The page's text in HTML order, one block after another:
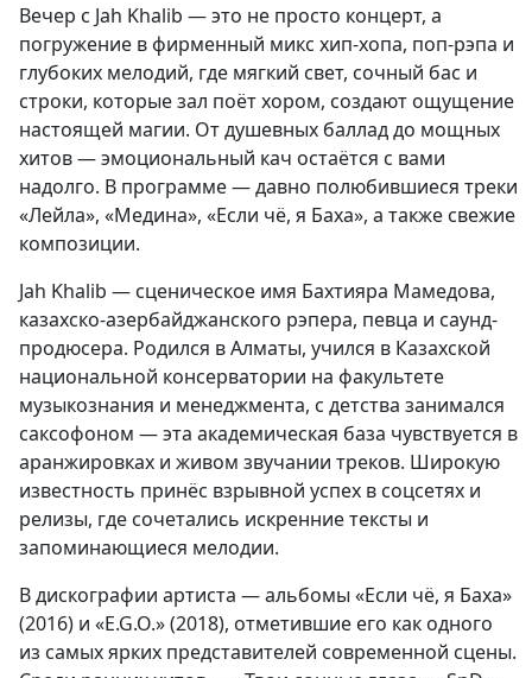
Вечер с Jah Khalib — это не просто концерт, а
погружение в фирменный микс хип-хопа, поп-рэпа и
глубоких мелодий, где мягкий свет, сочный бас и
строки, которые зал поёт хором, создают ощущение
настоящей магии. От душевных баллад до мощных
хитов — эмоциональный кач остаётся с вами
надолго. В программе — давно полюбившиеся треки
«Лейла», «Медина», «Если чё, я Баха», а также свежие
композиции.
Jah Khalib — сценическое имя Бахтияра Мамедова,
казахско-азербайджанского рэпера, певца и саунд-
продюсера. Родился в Алматы, учился в Казахской
национальной консерватории на факультете
музыкознания и менеджмента, с детства занимался
саксофоном — эта академическая база чувствуется в
аранжировках и живом звучании треков. Широкую
известность принёс взрывной успех в соцсетях и
релизы, где сочетались искренние тексты и
запоминающиеся мелодии.
В дискографии артиста — альбомы «Если чё, я Баха»
(2016) и «E.G.O.» (2018), отметившие его как одного
из самых ярких представителей современной сцены.